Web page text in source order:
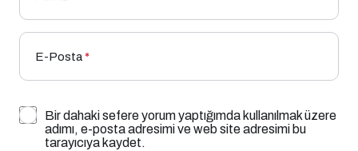
E-Posta*
Bir dahaki sefere yorum yaptığımda kullanılmak üzere
adımı, e-posta adresimi ve web site adresimi bu
tarayıcıya kaydet.